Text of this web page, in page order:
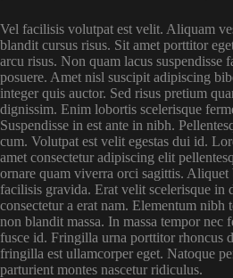
Vel facilisis volutpat est velit. Aliquam
blandit cursus risus. Sit amet porttitor
arcu risus. Non quam lacus suspendisse
posuere. Amet nisl suscipit adipiscing
integer quis auctor. Sed risus pretium
dignissim. Enim lobortis scelerisque
Suspendisse in est ante in nibh.
cum. Volutpat est velit egestas dui id.
amet consectetur adipiscing elit
ornare quam viverra orci sagittis. Aliquet
facilisis gravida. Erat velit scelerisque in
consectetur a erat nam. Elementum nibh
non blandit massa. In massa tempor nec
fusce id. Fringilla urna porttitor rhoncus
fringilla est ullamcorper eget. Natoque
parturient montes nascetur ridiculus.